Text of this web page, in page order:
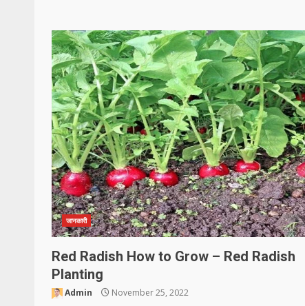
जानकारी
Red Radish How to Grow – Red Radish
Planting
Admin November 25, 2022